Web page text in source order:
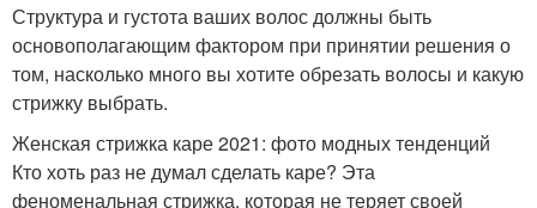
Структура и густота ваших волос должны быть
основополагающим фактором при принятии решения о
том, насколько много вы хотите обрезать волосы и какую
стрижку выбрать.
Женская стрижка каре 2021: фото модных тенденций
Кто хоть раз не думал сделать каре? Эта
феноменальная стрижка, которая не теряет своей